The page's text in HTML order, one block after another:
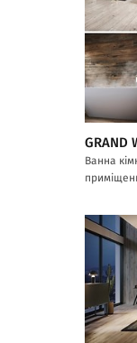
GRAND
Ванна